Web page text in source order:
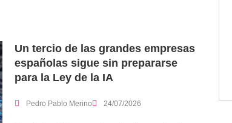
Un tercio de las grandes empresas
españolas sigue sin prepararse
para la Ley de la IA
Pedro Pablo Merino 24/07/2026